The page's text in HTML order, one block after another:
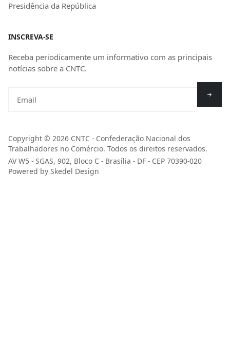
Presidência da República
INSCREVA-SE
Receba periodicamente um informativo com as principais
notícias sobre a CNTC.
Copyright © 2026 CNTC - Confederação Nacional dos
Trabalhadores no Comércio. Todos os direitos reservados.
AV W5 - SGAS, 902, Bloco C - Brasília - DF - CEP 70390-020
Powered by Skedel Design